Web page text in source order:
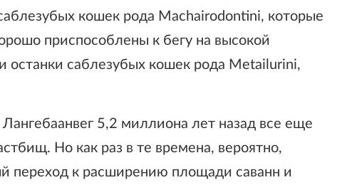
кошек рода Machairodontini, которые
приспособлены к бегу на высокой
останки саблезубых кошек рода Metailurini,
5,2 миллиона лет назад все еще
Но как раз в те времена, вероятно,
переход к расширению площади саванн и